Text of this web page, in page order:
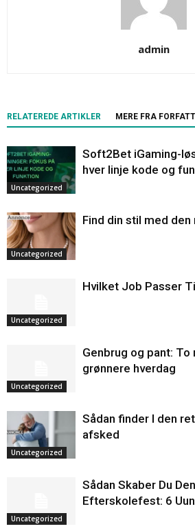
admin
RELATEREDE ARTIKLER MERE FRA
Uncategorized
Soft2Bet iGaming-
hver linje kode og
Uncategorized
Find din stil med
Uncategorized
Hvilket Job Passer
Uncategorized
Genbrug og pant: To
grønnere hverdag
Uncategorized
Sådan finder I den
afsked
Uncategorized
Sådan Skaber Du
Efterskolefest: 6